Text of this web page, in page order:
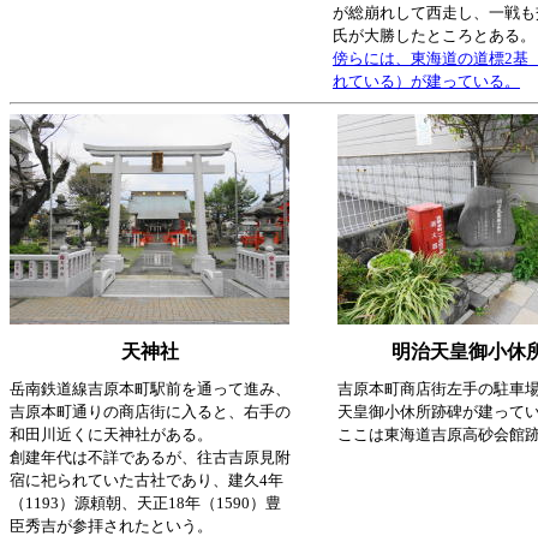
が総崩れして西走し、一戦
氏が大勝したところとある。
傍らには、東海道の道標2基
れている）が建っている。
天神社 明治天皇御小休
岳南鉄道線吉原本町駅前を通って進み、
吉原本町通りの商店街に入ると、右手の
和田川近くに天神社がある。
創建年代は不詳であるが、往古吉原見附
宿に祀られていた古社であり、建久4年
（1193）源頼朝、天正18年（1590）豊
臣秀吉が参拝されたという。
吉原本町商店街左手の駐車
天皇御小休所跡碑が建って
ここは東海道吉原高砂会館